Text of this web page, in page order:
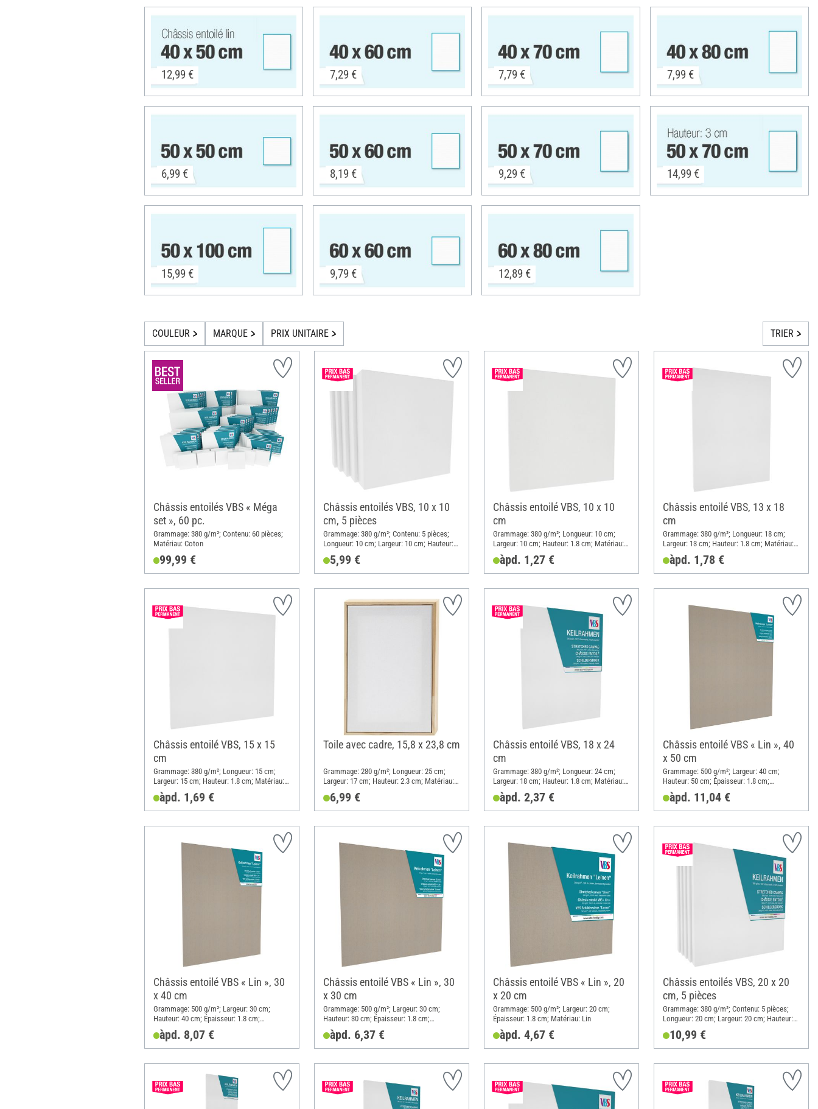
12,99 € 7,29 € 7,79 € 7,99 €
6,99 € 8,19 € 9,29 € 14,99 €
15,99 € 9,79 € 12,89 €
COULEUR MARQUE PRIX UNITAIRE TRIER
Châssis entoilés VBS « Méga
set », 60 pc.
Grammage: 380 g/m²; Contenu: 60 pièces;
Matériau: Coton
99,99 €
Châssis entoilés VBS, 10 x 10
cm, 5 pièces
Grammage: 380 g/m²; Contenu: 5 pièces;
Longueur: 10 cm; Largeur: 10 cm; Hauteur:
5,99 €
Châssis entoilé VBS, 10 x 10
cm
Grammage: 380 g/m²; Longueur: 10 cm;
Largeur: 10 cm; Hauteur: 1.8 cm; Matériau:
Coton
àpd. 1,27 €
Châssis entoilé VBS, 13 x 18
cm
Grammage: 380 g/m²; Longueur: 18 cm;
Largeur: 13 cm; Hauteur: 1.8 cm; Matériau:
Coton
àpd. 1,78 €
Châssis entoilé VBS, 15 x 15
cm
Grammage: 380 g/m²; Longueur: 15 cm;
Largeur: 15 cm; Hauteur: 1.8 cm; Matériau:
Coton
àpd. 1,69 €
Toile avec cadre, 15,8 x 23,8 cm
Grammage: 280 g/m²; Longueur: 25 cm;
Largeur: 17 cm; Hauteur: 2.3 cm; Matériau:
6,99 €
Châssis entoilé VBS, 18 x 24
cm
Grammage: 380 g/m²; Longueur: 24 cm;
Largeur: 18 cm; Hauteur: 1.8 cm; Matériau:
Coton
àpd. 2,37 €
Châssis entoilé VBS « Lin », 40
x 50 cm
Grammage: 500 g/m²; Largeur: 40 cm;
Hauteur: 50 cm; Épaisseur: 1.8 cm;
Matériau: Lin
àpd. 11,04 €
Châssis entoilé VBS « Lin », 30
x 40 cm
Grammage: 500 g/m²; Largeur: 30 cm;
Hauteur: 40 cm; Épaisseur: 1.8 cm;
Matériau: Lin
àpd. 8,07 €
Châssis entoilé VBS « Lin », 30
x 30 cm
Grammage: 500 g/m²; Largeur: 30 cm;
Hauteur: 30 cm; Épaisseur: 1.8 cm;
Matériau: Lin
àpd. 6,37 €
Châssis entoilé VBS « Lin », 20
x 20 cm
Grammage: 500 g/m²; Largeur: 20 cm;
Épaisseur: 1.8 cm; Matériau: Lin
àpd. 4,67 €
Châssis entoilés VBS, 20 x 20
cm, 5 pièces
Grammage: 380 g/m²; Contenu: 5 pièces;
Longueur: 20 cm; Largeur: 20 cm; Hauteur:
10,99 €